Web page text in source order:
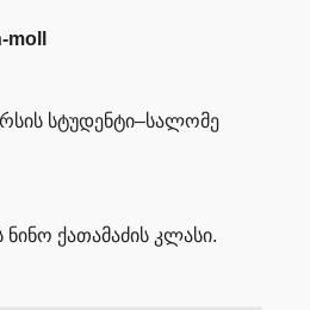
moll
სტუდენტი–სალომე
ქათამაძის კლასი.